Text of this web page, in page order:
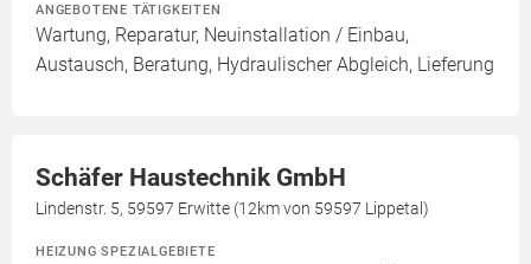
ANGEBOTENE TÄTIGKEITEN
Wartung, Reparatur, Neuinstallation / Einbau,
Austausch, Beratung, Hydraulischer Abgleich, Lieferung
Schäfer Haustechnik GmbH
Lindenstr. 5, 59597 Erwitte (12km von 59597 Lippetal)
HEIZUNG SPEZIALGEBIETE